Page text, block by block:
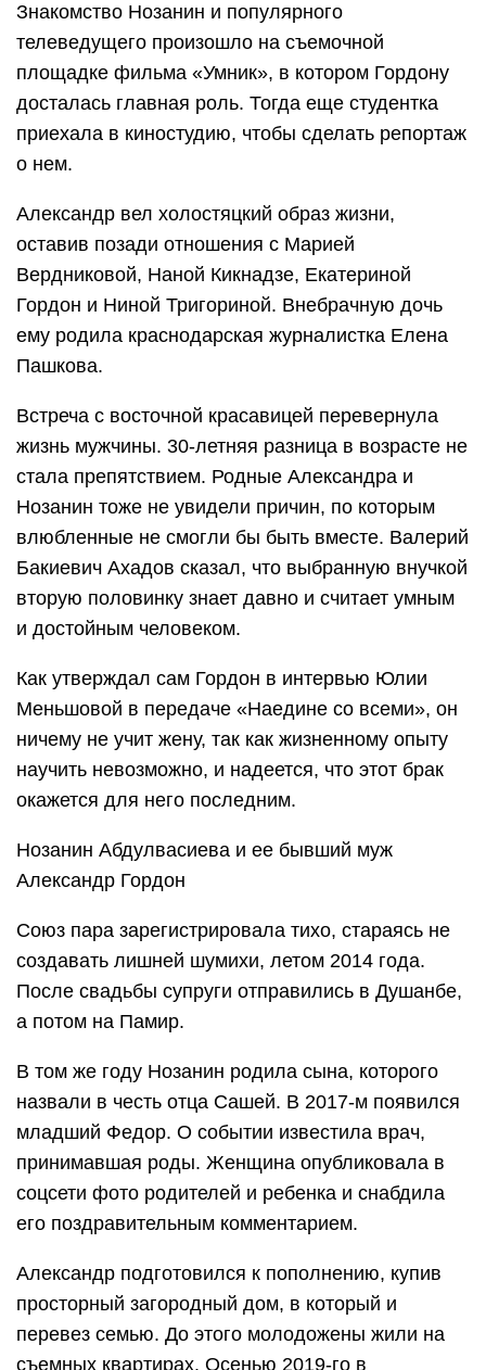
Знакомство Нозанин и популярного
телеведущего произошло на съемочной
площадке фильма «Умник», в котором Гордону
досталась главная роль. Тогда еще студентка
приехала в киностудию, чтобы сделать репортаж
о нем.
Александр вел холостяцкий образ жизни,
оставив позади отношения с Марией
Вердниковой, Наной Кикнадзе, Екатериной
Гордон и Ниной Тригориной. Внебрачную дочь
ему родила краснодарская журналистка Елена
Пашкова.
Встреча с восточной красавицей перевернула
жизнь мужчины. 30-летняя разница в возрасте не
стала препятствием. Родные Александра и
Нозанин тоже не увидели причин, по которым
влюбленные не смогли бы быть вместе. Валерий
Бакиевич Ахадов сказал, что выбранную внучкой
вторую половинку знает давно и считает умным
и достойным человеком.
Как утверждал сам Гордон в интервью Юлии
Меньшовой в передаче «Наедине со всеми», он
ничему не учит жену, так как жизненному опыту
научить невозможно, и надеется, что этот брак
окажется для него последним.
Нозанин Абдулвасиева и ее бывший муж
Александр Гордон
Союз пара зарегистрировала тихо, стараясь не
создавать лишней шумихи, летом 2014 года.
После свадьбы супруги отправились в Душанбе,
а потом на Памир.
В том же году Нозанин родила сына, которого
назвали в честь отца Сашей. В 2017-м появился
младший Федор. О событии известила врач,
принимавшая роды. Женщина опубликовала в
соцсети фото родителей и ребенка и снабдила
его поздравительным комментарием.
Александр подготовился к пополнению, купив
просторный загородный дом, в который и
перевез семью. До этого молодожены жили на
съемных квартирах. Осенью 2019-го в